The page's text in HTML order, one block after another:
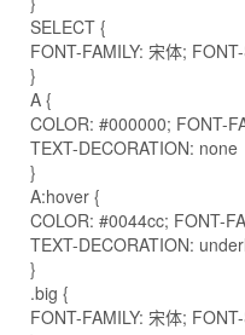
SELECT {
FONT-FAMILY: 宋体;
}
A {
COLOR: #000000; FONT-
TEXT-DECORATION: none
}
A:hover {
COLOR: #0044cc; FONT-
TEXT-DECORATION:
}
.big {
FONT-FAMILY: 宋体;